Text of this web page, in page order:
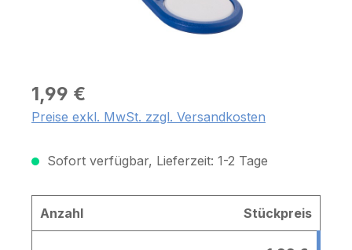
1,99 €
Preise exkl. MwSt. zzgl. Versandkosten
Sofort verfügbar, Lieferzeit: 1-2 Tage
Anzahl Stückpreis